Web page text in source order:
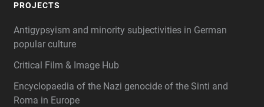
PROJECTS
Antigypsyism and minority subjectivities in German
popular culture
Critical Film & Image Hub
Encyclopaedia of the Nazi genocide of the Sinti and
Roma in Europe